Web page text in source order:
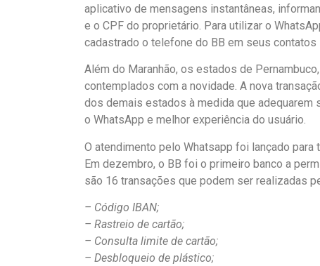
aplicativo de mensagens instantâneas,
e o CPF do proprietário. Para utilizar o
cadastrado o telefone do BB em seus contatos
Além do Maranhão, os estados de
contemplados com a novidade. A nova
dos demais estados à medida que
o WhatsApp e melhor experiência do usuário.
O atendimento pelo Whatsapp foi lançado
Em dezembro, o BB foi o primeiro banco a
são 16 transações que podem ser realizadas
– Código IBAN;
– Rastreio de cartão;
– Consulta limite de cartão;
– Desbloqueio de plástico;